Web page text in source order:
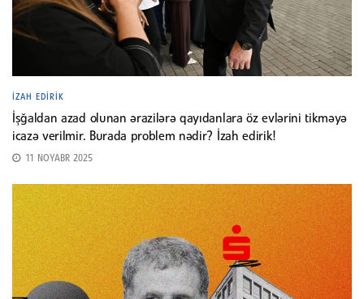
İZAH EDIRIK
İşğaldan azad olunan ərazilərə qayıdanlara öz evlərini tikməyə
icazə verilmir. Burada problem nədir? İzah edirik!
11 NOYABR 2025